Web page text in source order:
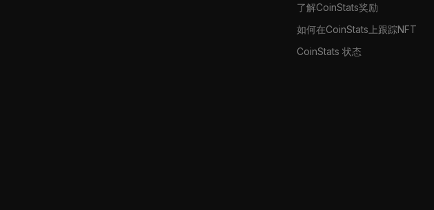
了解CoinStats奖励
如何在CoinStats上跟踪NFT
CoinStats 状态